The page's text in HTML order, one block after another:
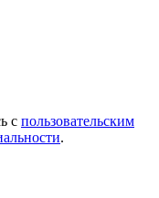
с пользовательским
.